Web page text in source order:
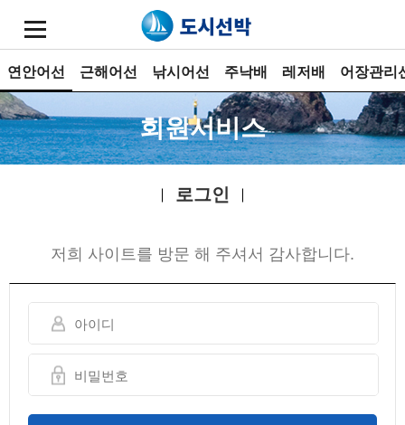
연안어선 근해어선 낚시어선 주낙배 레저배 어장관리
회원서비스
로그인
저희 사이트를 방문 해 주셔서 감사합니다.